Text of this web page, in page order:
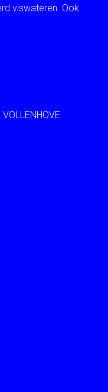
viswateren. Ook